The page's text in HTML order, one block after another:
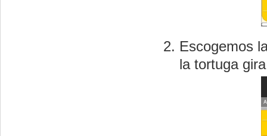
Escogemos
la tortuga